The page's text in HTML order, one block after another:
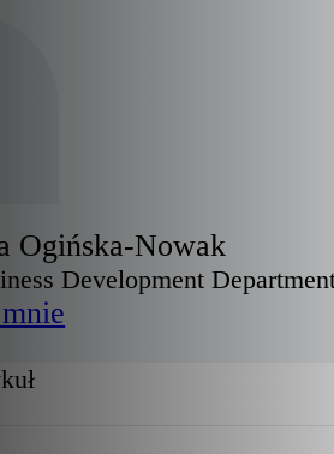
Ogińska-Nowak
Development